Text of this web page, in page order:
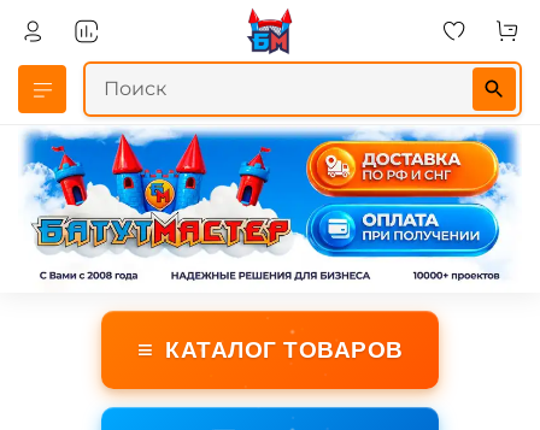
≡ КАТАЛОГ ТОВАРОВ